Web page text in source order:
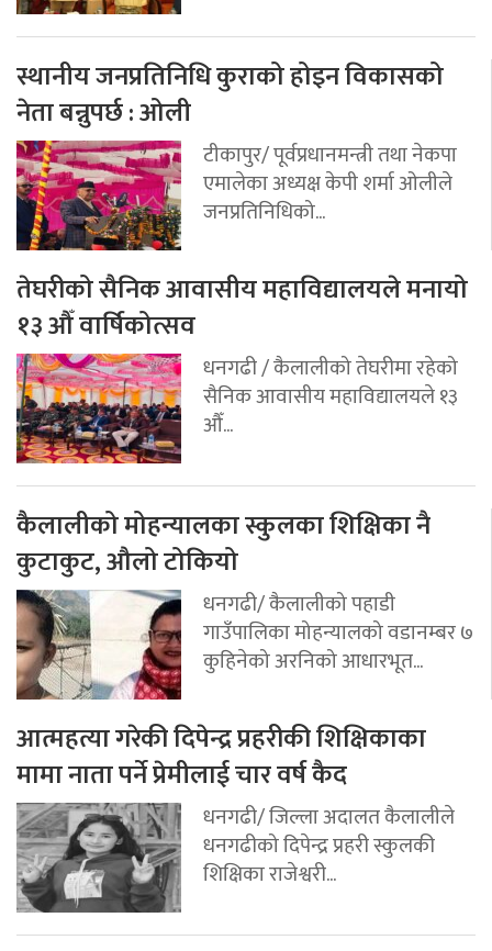
स्थानीय जनप्रतिनिधि कुराको होइन विकासको
नेता बन्नुपर्छ : ओली
टीकापुर/ पूर्वप्रधानमन्त्री तथा नेकपा
एमालेका अध्यक्ष केपी शर्मा ओलीले
जनप्रतिनिधिको...
तेघरीको सैनिक आवासीय महाविद्यालयले मनायो
१३ औँ वार्षिकोत्सव
धनगढी / कैलालीको तेघरीमा रहेको
सैनिक आवासीय महाविद्यालयले १३
औँ...
कैलालीको मोहन्यालका स्कुलका शिक्षिका नै
कुटाकुट, औलो टोकियो
धनगढी/ कैलालीको पहाडी
गाउँपालिका मोहन्यालको वडानम्बर ७
कुहिनेको अरनिको आधारभूत...
आत्महत्या गरेकी दिपेन्द्र प्रहरीकी शिक्षिकाका
मामा नाता पर्ने प्रेमीलाई चार वर्ष कैद
धनगढी/ जिल्ला अदालत कैलालीले
धनगढीको दिपेन्द्र प्रहरी स्कुलकी
शिक्षिका राजेश्वरी...